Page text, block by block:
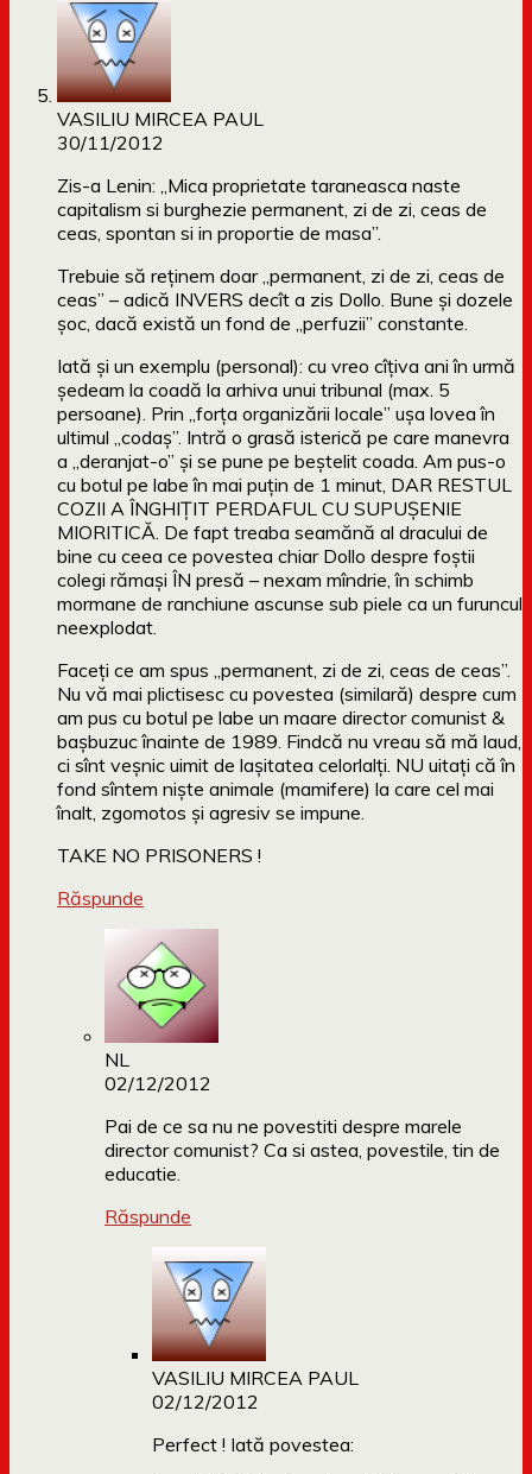
VASILIU MIRCEA PAUL
30/11/2012
Zis-a Lenin: „Mica proprietate taraneasca naste
capitalism si burghezie permanent, zi de zi, ceas de
ceas, spontan si in proportie de masa”.
Trebuie să reținem doar „permanent, zi de zi, ceas de
ceas” – adică INVERS decît a zis Dollo. Bune și dozele
șoc, dacă există un fond de „perfuzii” constante.
Iată și un exemplu (personal): cu vreo cîțiva ani în urmă
ședeam la coadă la arhiva unui tribunal (max. 5
persoane). Prin „forța organizării locale” ușa lovea în
ultimul „codaș”. Intră o grasă isterică pe care manevra
a „deranjat-o” și se pune pe beștelit coada. Am pus-o
cu botul pe labe în mai puțin de 1 minut, DAR RESTUL
COZII A ÎNGHIȚIT PERDAFUL CU SUPUȘENIE
MIORITICĂ. De fapt treaba seamănă al dracului de
bine cu ceea ce povestea chiar Dollo despre foștii
colegi rămași ÎN presă – nexam mîndrie, în schimb
mormane de ranchiune ascunse sub piele ca un furuncul
neexplodat.
Faceți ce am spus „permanent, zi de zi, ceas de ceas”.
Nu vă mai plictisesc cu povestea (similară) despre cum
am pus cu botul pe labe un maare director comunist &
bașbuzuc înainte de 1989. Findcă nu vreau să mă laud,
ci sînt veșnic uimit de lașitatea celorlalți. NU uitați că în
fond sîntem niște animale (mamifere) la care cel mai
înalt, zgomotos și agresiv se impune.
TAKE NO PRISONERS !
Răspunde
NL
02/12/2012
Pai de ce sa nu ne povestiti despre marele
director comunist? Ca si astea, povestile, tin de
educatie.
Răspunde
VASILIU MIRCEA PAUL
02/12/2012
Perfect ! Iată povestea: